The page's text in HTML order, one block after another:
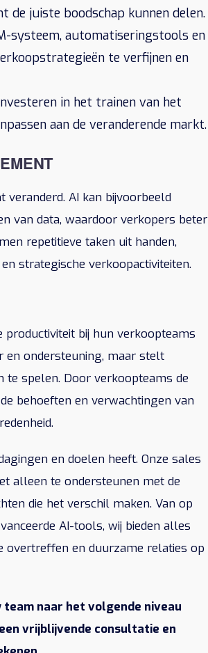
juiste boodschap kunnen delen.
systeem, automatiseringstools en
te verfijnen en
in het trainen van het
aan de veranderende markt.
AI kan bijvoorbeeld
van data, waardoor verkopers beter
repetitieve taken uit handen,
strategische verkoopactiviteiten.
productiviteit bij hun verkoopteams
en ondersteuning, maar stelt
te spelen. Door verkoopteams de
behoeften en verwachtingen van
en doelen heeft. Onze sales
alleen te ondersteunen met de
die het verschil maken. Van op
AI-tools, wij bieden alles
en duurzame relaties op
naar het volgende niveau
vrijblijvende consultatie en